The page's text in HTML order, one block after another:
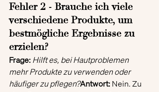
Fehler 2 - Brauche ich viele
verschiedene Produkte, um
bestmögliche Ergebnisse zu
erzielen?
Frage: Hilft es, bei Hautproblemen
mehr Produkte zu verwenden oder
häufiger zu pflegen?Antwort: Nein. Zu